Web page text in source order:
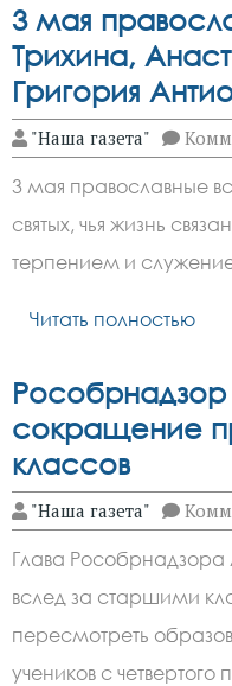
3 мая
Трихина,
Григория
"Наша газета"
3 мая православные
святых, чья жизнь
терпением и
Читать полностью
Рособрнадзор
сокращение
классов
"Наша газета"
Глава Рособрнадзора
вслед за старшими
пересмотреть
учеников с четвертого